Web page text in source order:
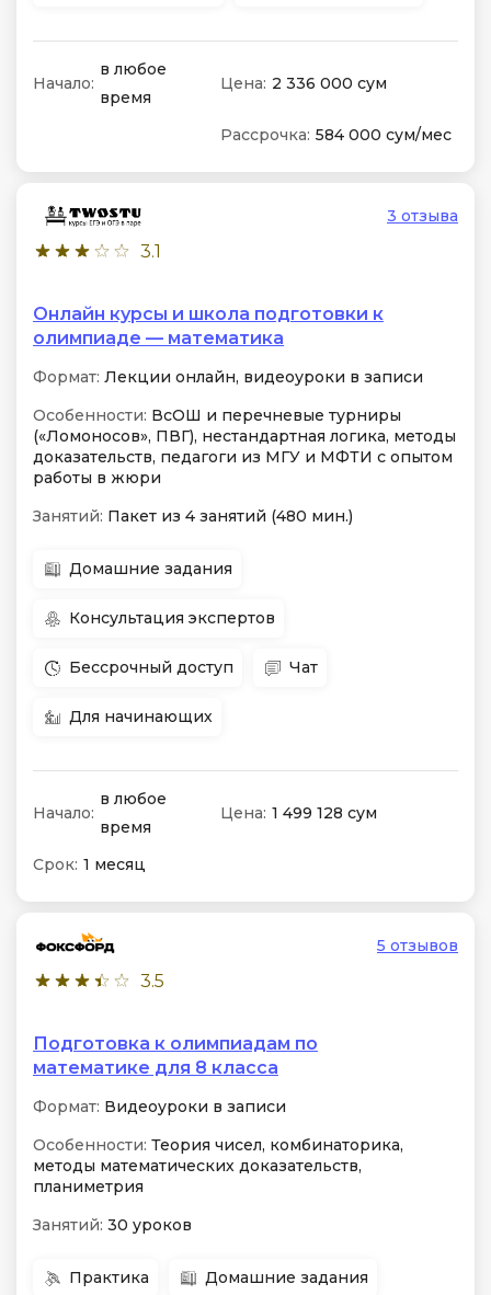
Начало:
в любое
время
Цена: 2 336 000 сум
Рассрочка: 584 000 сум/мес
3.1
3 отзыва
Онлайн курсы и школа подготовки к
олимпиаде — математика
Формат: Лекции онлайн, видеоуроки в записи
Особенности: ВсОШ и перечневые турниры
(«Ломоносов», ПВГ), нестандартная логика, методы
доказательств, педагоги из МГУ и МФТИ с опытом
работы в жюри
Занятий: Пакет из 4 занятий (480 мин.)
Домашние задания
Консультация экспертов
Бессрочный доступ Чат
Для начинающих
Начало:
в любое
время
Цена: 1 499 128 сум
Срок: 1 месяц
3.5
5 отзывов
Подготовка к олимпиадам по
математике для 8 класса
Формат: Видеоуроки в записи
Особенности: Теория чисел, комбинаторика,
методы математических доказательств,
планиметрия
Занятий: 30 уроков
Практика Домашние задания